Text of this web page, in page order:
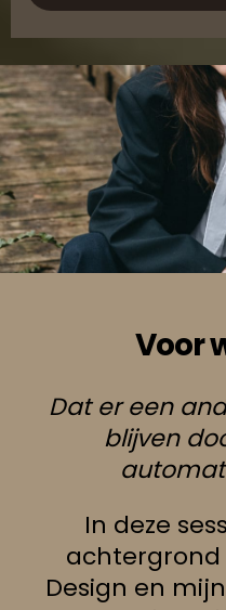
Voor
Dat er een
blijven
In deze
achtergrond
Design en